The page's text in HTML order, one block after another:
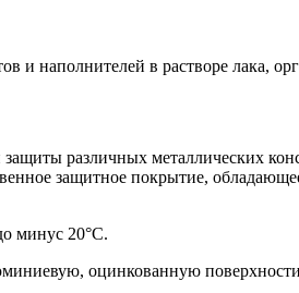
и наполнителей в растворе лака,
различных металлических
защитное покрытие,
минус 20°С.
оцинкованную